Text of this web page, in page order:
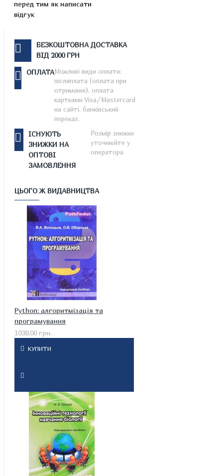
перед тим як написати
відгук
БЕЗКОШТОВНА ДОСТАВКА
ВІД 2000 ГРН
ОПЛАТАМожливі види оплати:
післяплата (оплата при
отриманні), оплата
картками Visa/Mastercard
на сайті, банківський
переказ.
ІСНУЮТЬ
ЗНИЖКИ НА
ОПТОВІ
ЗАМОВЛЕННЯ
Розмір знижки
уточнюйте у
оператора
ЦЬОГО Ж ВИДАВНИЦТВА
Python: алгоритмізація та
програмування
1038.00 грн.
КУПИТИ